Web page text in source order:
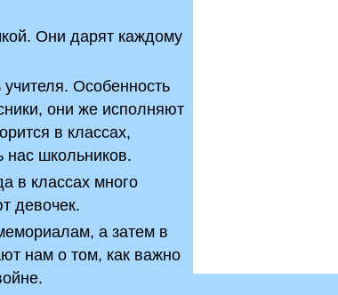
Они дарят каждому
Особенность
они же исполняют
в классах,
нас школьников.
в классах много
девочек.
а затем в
нам о том, как важно